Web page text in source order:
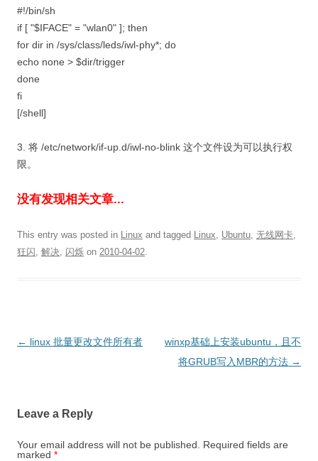
#!/bin/sh
if [ "$IFACE" = "wlan0" ]; then
for dir in /sys/class/leds/iwl-phy*; do
echo none > $dir/trigger
done
fi
[/shell]
3. 将 /etc/network/if-up.d/iwl-no-blink 这个文件设为可以执行权
限。
没有发现相关文章...
This entry was posted in Linux and tagged Linux, Ubuntu, 无线网卡,
狂闪, 解决, 闪烁 on 2010-04-02.
Post
← linux 批量更改文件所有者
winxp基础上安装ubuntu，且不
将GRUB写入MBR的方法 →
Leave a Reply
Your email address will not be published.
Required fields are
marked *